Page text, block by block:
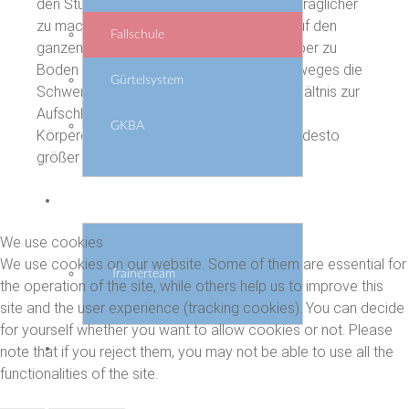
Fallschule
Gürtelsystem
GKBA
Trainerteam
Datenschutz+Impressum
den Sturz für den menschlichen Körper erträglicher
zu machen, indem die Wucht des Falles auf den
ganzen Körper verteilt wird. Wenn ein Körper zu
Boden fällt, dann wirkt entlang seines Fallweges die
Schwerkraft. Die Wucht des Falles im Verhältnis zur
Aufschlagfläche ergibt die Stärke der
Körperdeformation. Je kleiner die Fläche, desto
größer die Deformation.
We use cookies
We use cookies on our website. Some of them are essential for
the operation of the site, while others help us to improve this
site and the user experience (tracking cookies). You can decide
for yourself whether you want to allow cookies or not. Please
note that if you reject them, you may not be able to use all the
functionalities of the site.